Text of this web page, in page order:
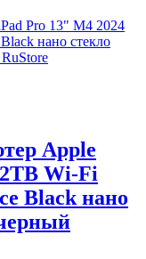
Apple
Wi-Fi
Black нано